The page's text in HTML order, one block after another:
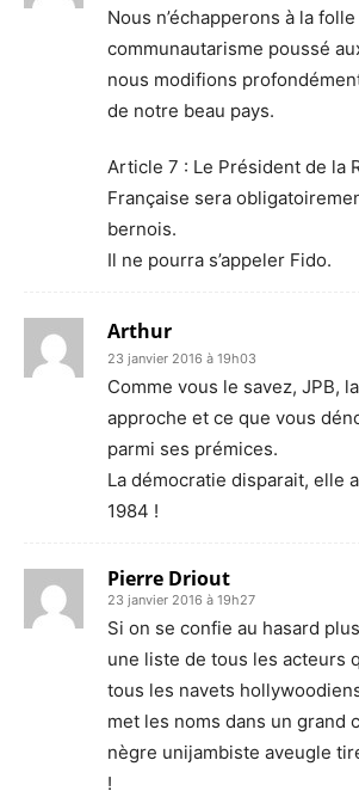
Nous n’échapperons à la
communautarisme poussé
nous modifions
de notre beau pays.
Article 7 : Le Président de la
Française sera
bernois.
Il ne pourra s’appeler Fido.
Arthur
23 janvier 2016 à 19h03
Comme vous le savez, JPB,
approche et ce que vous
parmi ses prémices.
La démocratie disparait, elle
1984 !
Pierre Driout
23 janvier 2016 à 19h27
Si on se confie au hasard
une liste de tous les acteurs
tous les navets
met les noms dans un grand
nègre unijambiste aveugle
!